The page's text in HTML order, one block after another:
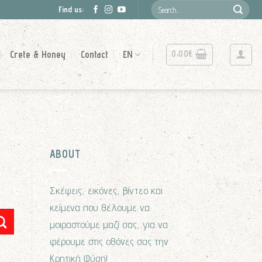
Find us:
Search
for:
Crete & Honey Contact EN 0.00€
ABOUT
Σκέψεις, εικόνες, βίντεο και
κείμενα που θέλουμε να
μοιραστούμε μαζί σας, για να
φέρουμε στις οθόνες σας την
Κρητική Φύση!